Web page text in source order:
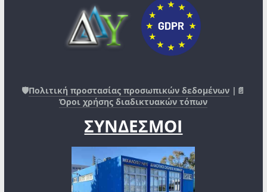
🛡️Πολιτική προστασίας προσωπικών δεδομένων |📄
Όροι χρήσης διαδικτυακών τόπων
ΣΥΝΔΕΣΜΟΙ